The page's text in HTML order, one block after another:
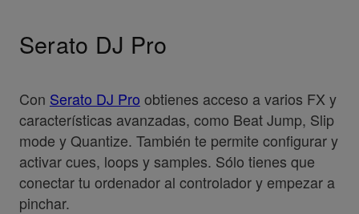
Serato DJ Pro
Con Serato DJ Pro obtienes acceso a varios FX y
características avanzadas, como Beat Jump, Slip
mode y Quantize. También te permite configurar y
activar cues, loops y samples. Sólo tienes que
conectar tu ordenador al controlador y empezar a
pinchar.